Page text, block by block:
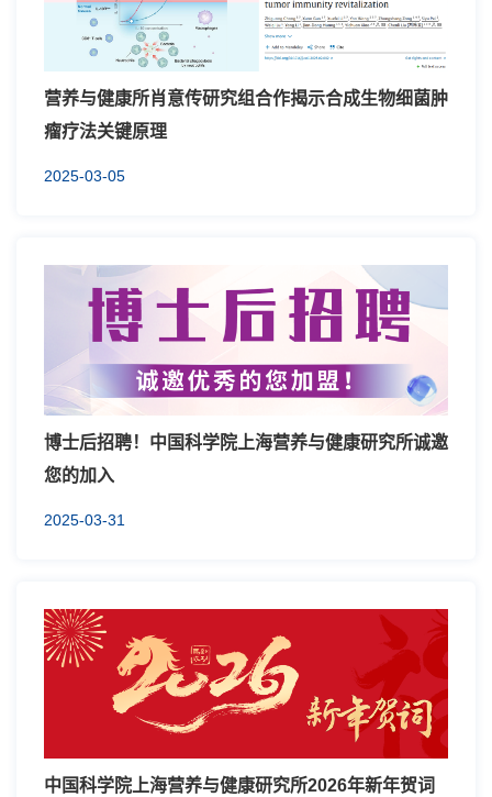
营养与健康所肖意传研究组合作揭示合成生物细菌肿
瘤疗法关键原理
2025-03-05
博士后招聘！中国科学院上海营养与健康研究所诚邀
您的加入
2025-03-31
中国科学院上海营养与健康研究所2026年新年贺词